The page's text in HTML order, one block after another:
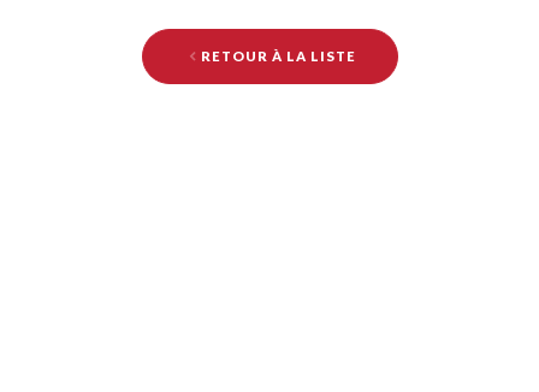
RETOUR À LA LISTE